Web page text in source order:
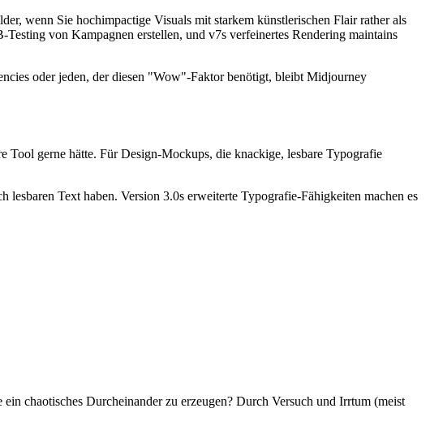
wenn Sie hochimpactige Visuals mit starkem künstlerischen Flair rather als
von Kampagnen erstellen, und v7s verfeinertes Rendering maintains
oder jeden, der diesen "Wow"-Faktor benötigt, bleibt Midjourney
Tool gerne hätte. Für Design-Mockups, die knackige, lesbare Typografie
Text haben. Version 3.0s erweiterte Typografie-Fähigkeiten machen es
chaotisches Durcheinander zu erzeugen? Durch Versuch und Irrtum (meist